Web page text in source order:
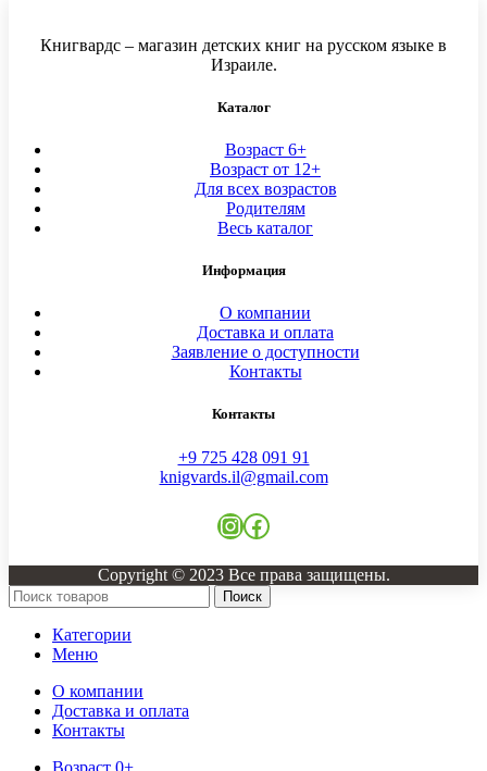
Книгвардс – магазин детских книг на русском языке в
Израиле.
Каталог
Возраст 6+
Возраст от 12+
Для всех возрастов
Родителям
Весь каталог
Информация
О компании
Доставка и оплата
Заявление о доступности
Контакты
Контакты
+9 725 428 091 91
knigvards.il@gmail.com
Instagram
Facebook
Copyright © 2023 Все права защищены.
Поиск
Категории
Меню
О компании
Доставка и оплата
Контакты
Возраст 0+